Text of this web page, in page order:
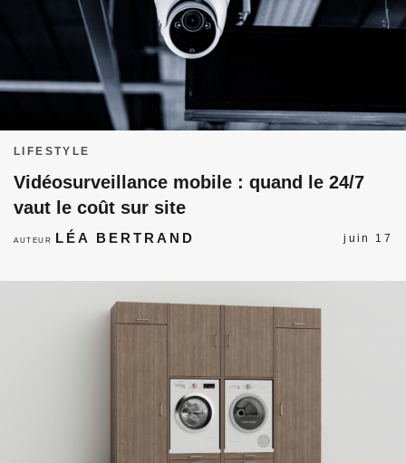
LIFESTYLE
Vidéosurveillance mobile : quand le 24/7
vaut le coût sur site
AUTEUR LÉA BERTRAND juin 17